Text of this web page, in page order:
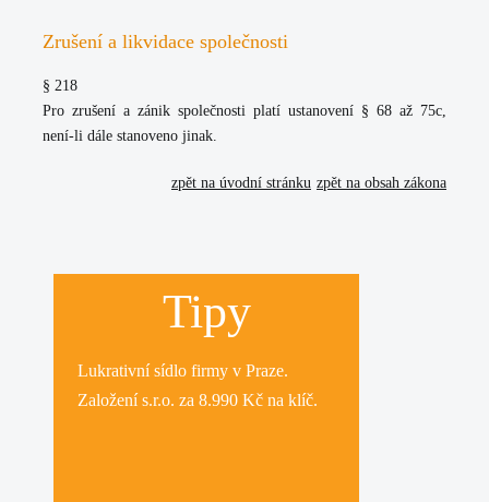
Zrušení a likvidace společnosti
§ 218
Pro zrušení a zánik společnosti platí ustanovení § 68 až 75c,
není-li dále stanoveno jinak.
zpět na obsah zákona
zpět na úvodní stránku
Tipy
Lukrativnísídlo firmy v Praze.
Založení s.r.o. za 8.990 Kč na klíč.